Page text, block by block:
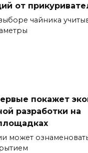
от
чайника
покажет
разработки на
может